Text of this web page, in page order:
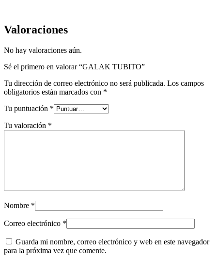
Valoraciones
No hay valoraciones aún.
Sé el primero en valorar “GALAK TUBITO”
Tu dirección de correo electrónico no será publicada. Los campos
obligatorios están marcados con *
Tu puntuación *
Tu valoración *
Nombre *
Correo electrónico *
Guarda mi nombre, correo electrónico y web en este navegador
para la próxima vez que comente.